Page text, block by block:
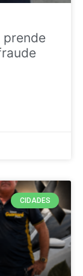
prende
CIDADES